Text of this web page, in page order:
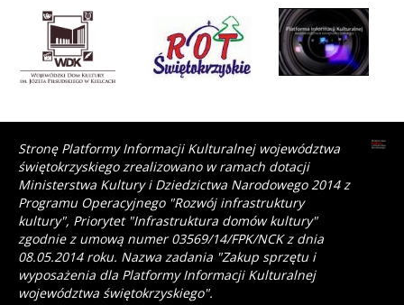
Stronę Platformy Informacji Kulturalnej województwa
świętokrzyskiego zrealizowano w ramach dotacji
Ministerstwa Kultury i Dziedzictwa Narodowego 2014 z
Programu Operacyjnego "Rozwój infrastruktury
kultury", Priorytet "Infrastruktura domów kultury"
zgodnie z umową numer 03569/14/FPK/NCK z dnia
08.05.2014 roku. Nazwa zadania "Zakup sprzętu i
wyposażenia dla Platformy Informacji Kulturalnej
województwa świętokrzyskiego".